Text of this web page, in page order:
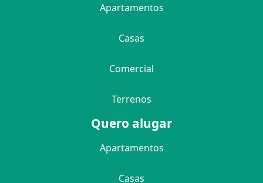
Apartamentos
Casas
Comercial
Terrenos
Quero alugar
Apartamentos
Casas